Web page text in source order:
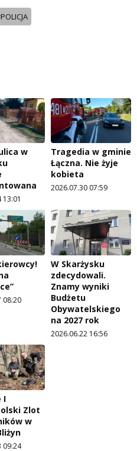
w
Tragedia w gminie
Łączna. Nie żyje
kobieta
2026.07.30 07:59
08:20
W Skarżysku
zdecydowali.
Znamy wyniki
Budżetu
Obywatelskiego
na 2027 rok
2026.06.22 16:56
I
Zlot
w
09:24